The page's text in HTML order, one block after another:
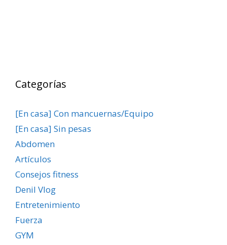
Categorías
[En casa] Con mancuernas/Equipo
[En casa] Sin pesas
Abdomen
Artículos
Consejos fitness
Denil Vlog
Entretenimiento
Fuerza
GYM